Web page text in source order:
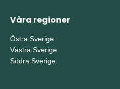
Våra regioner
Östra Sverige
Västra Sverige
Södra Sverige